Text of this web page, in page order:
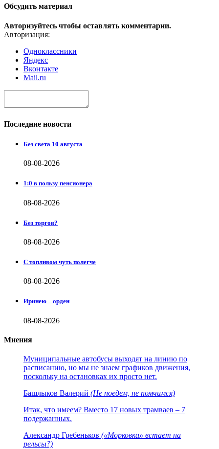
Обсудить материал
Авторизуйтесь чтобы оставлять комментарии.
Авторизация:
Одноклассники
Яндекс
Вконтакте
Mail.ru
Последние новости
Без света 10 августа
08-08-2026
1:0 в пользу пенсионера
08-08-2026
Без торгов?
08-08-2026
С топливом чуть полегче
08-08-2026
Иринею – орден
08-08-2026
Мнения
Муниципальные автобусы выходят на линию по
расписанию, но мы не знаем графиков движения,
поскольку на остановках их просто нет.
Башлыков Валерий (Не поедем, не помчимся)
Итак, что имеем? Вместо 17 новых трамваев – 7
подержанных.
Александр Гребеньков («Морковка» встает на
рельсы?)